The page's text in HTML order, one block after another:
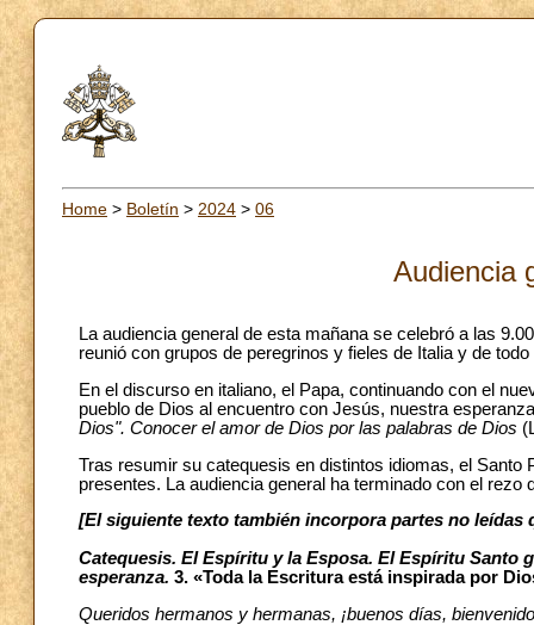
Home > Boletín > 2024 > 06
Audiencia
La audiencia general de esta mañana se celebró a las
reunió con grupos de peregrinos y fieles de Italia y de
En el discurso en italiano, el Papa, continuando con el
pueblo de Dios al encuentro con Jesús, nuestra
Dios". Conocer el amor de Dios por las palabras de Dios
Tras resumir su catequesis en distintos idiomas, el
presentes. La audiencia general ha terminado con el rezo
[El siguiente texto también incorpora partes no leídas
Catequesis. El Espíritu y la Esposa. El Espíritu Santo
esperanza. 3. «Toda la Escritura está inspirada por
Queridos hermanos y hermanas, ¡buenos días,